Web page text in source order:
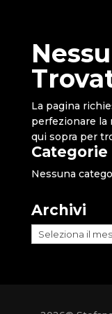
La pagina
perfezionare la
qui sopra per
Categorie
Nessuna
Archivi
Archivi